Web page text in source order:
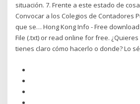
situación. 7. Frente a este estado de
Convocar a los Colegios de Contadores
que se… Hong Kong Info - Free download
File (.txt) or read online for free.
tienes claro cómo hacerlo o donde? Lo